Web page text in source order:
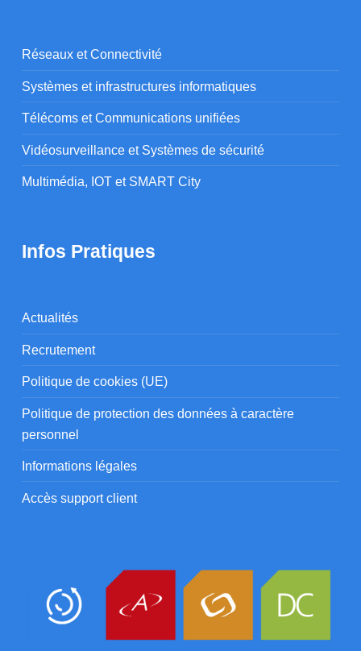
Réseaux et Connectivité
Systèmes et infrastructures informatiques
Télécoms et Communications unifiées
Vidéosurveillance et Systèmes de sécurité
Multimédia, IOT et SMART City
Infos Pratiques
Actualités
Recrutement
Politique de cookies (UE)
Politique de protection des données à caractère
personnel
Informations légales
Accès support client